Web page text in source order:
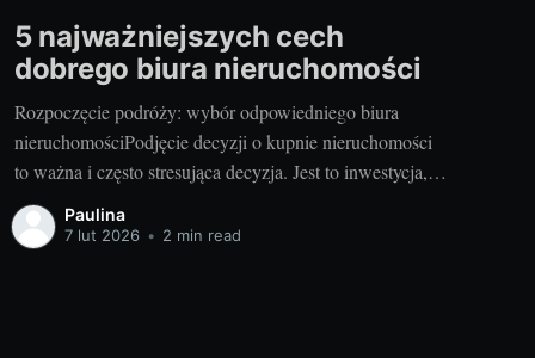
5 najważniejszych cech
dobrego biura nieruchomości
Rozpoczęcie podróży: wybór odpowiedniego biura
nieruchomościPodjęcie decyzji o kupnie nieruchomości
to ważna i często stresująca decyzja. Jest to inwestycja,
która często wymaga znacznej sumy pieniędzy, dużo
czasu, a także rozwagi. Jednym z kluczowych elementów
Paulina
7 lut 2026 • 2 min read